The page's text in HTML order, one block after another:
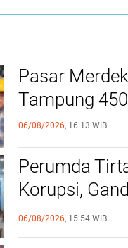
Pasar
Tampung
06/08/2026, 16:13 WIB
Perumda
Korupsi,
Hukum
06/08/2026, 15:54 WIB